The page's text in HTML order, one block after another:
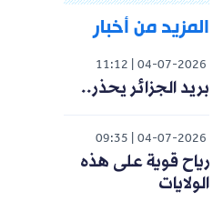
المزيد من أخبار
04-07-2026
11:12
بريد الجزائر يحذر..
04-07-2026
09:35
رياح قوية على هذه
الولايات